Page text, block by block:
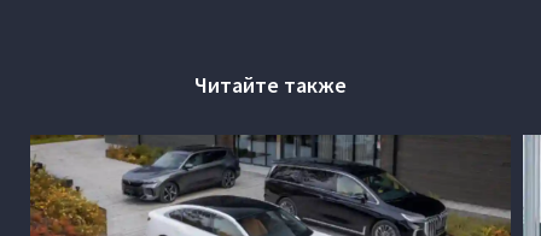
Читайте также